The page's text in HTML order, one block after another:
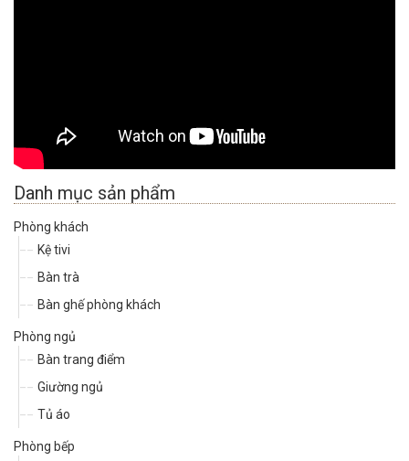
Danh mục sản phẩm
Phòng khách
Kệ tivi
Bàn trà
Bàn ghế phòng khách
Phòng ngủ
Bàn trang điểm
Giường ngủ
Tủ áo
Phòng bếp